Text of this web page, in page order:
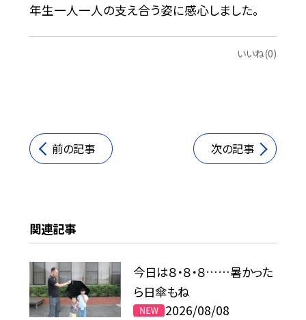
年生一人一人の支え合う姿に感心しました。
いいね(0)
前の記事 次の記事
関連記事
今日は８・８・８……暑かった
ら日傘もね
2026/08/08